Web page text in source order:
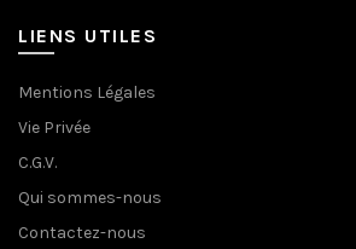
LIENS UTILES
Mentions Légales
Vie Privée
C.G.V.
Qui sommes-nous
Contactez-nous